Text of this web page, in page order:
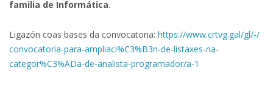
familia de Informática.
Ligazón coas bases da convocatoria: https://www.crtvg.gal/gl/-/
convocatoria-para-ampliaci%C3%B3n-de-listaxes-na-
categor%C3%ADa-de-analista-programador/a-1